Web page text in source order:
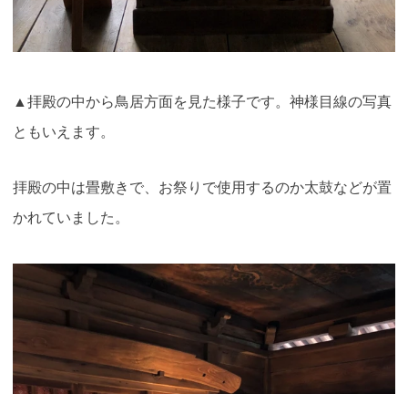
▲拝殿の中から鳥居方面を見た様子です。神様目線の写真
ともいえます。
拝殿の中は畳敷きで、お祭りで使用するのか太鼓などが置
かれていました。